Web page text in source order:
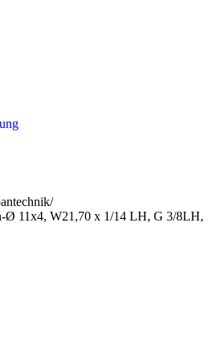
/
Ø 11x4, W21,70 x 1/14 LH, G 3/8LH,